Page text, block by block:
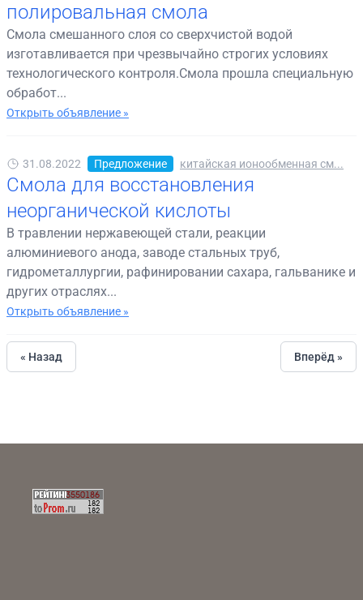
полировальная смола
Смола смешанного слоя со сверхчистой водой
изготавливается при чрезвычайно строгих условиях
технологического контроля.Смола прошла специальную
обработ...
Открыть объявление »
31.08.2022 Предложение китайская ионообменная см...
Смола для восстановления
неорганической кислоты
В травлении нержавеющей стали, реакции
алюминиевого анода, заводе стальных труб,
гидрометаллургии, рафинировании сахара, гальванике и
других отраслях...
Открыть объявление »
« Назад Вперёд »